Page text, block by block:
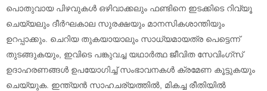
പൊതുവായ പിഴവുകൾ ഒഴിവാക്കലും ഫണ്ടിനെ ഇടക്കിടെ റിവ്യൂ
ചെയ്യലും ദീർഘകാല സുരക്ഷയും മാനസികശാന്തിയും
ഉറപ്പാക്കും. ചെറിയ തുകയായാലും സാധ്യമായത്ര പെട്ടെന്ന്
തുടങ്ങുകയും, ഇവിടെ പങ്കുവച്ച യഥാർത്ഥ ജീവിത സേവിംഗ്സ്
ഉദാഹരണങ്ങൾ ഉപയോഗിച്ച് സംഭാവനകൾ ക്രമേണ കൂട്ടുകയും
ചെയ്യുക. ഇന്ത്യൻ സാഹചര്യത്തിൽ, മികച്ച രീതിയിൽ